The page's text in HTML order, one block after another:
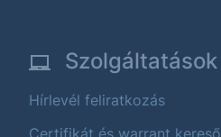
Szolgáltatások
Hírlevél feliratkozás
Certifikát és warrant kereső